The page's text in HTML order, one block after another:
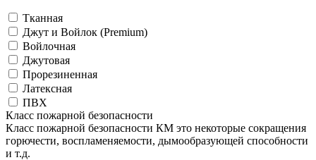
Тканная
Джут и Войлок (Premium)
Войлочная
Джутовая
Прорезиненная
Латексная
ПВХ
Класс пожарной безопасности
Класс пожарной безопасности КМ это некоторые сокращения
горючести, воспламеняемости, дымообразующей способности
и т.д.